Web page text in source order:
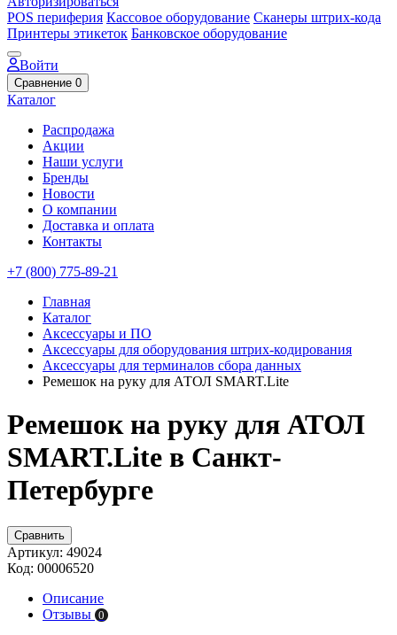
POS периферия Кассовое оборудование Сканеры штрих-кода
Принтеры этикеток Банковское оборудование
Войти
Сравнение 0
Каталог
Распродажа
Акции
Наши услуги
Бренды
Новости
О компании
Доставка и оплата
Контакты
+7 (800) 775-89-21
Главная
Каталог
Аксессуары и ПО
Аксессуары для оборудования штрих-кодирования
Аксессуары для терминалов сбора данных
Ремешок на руку для АТОЛ SMART.Lite
Ремешок на руку для АТОЛ
SMART.Lite в Санкт-
Петербурге
Сравнить
Артикул: 49024
Код: 00006520
Описание
Отзывы 0